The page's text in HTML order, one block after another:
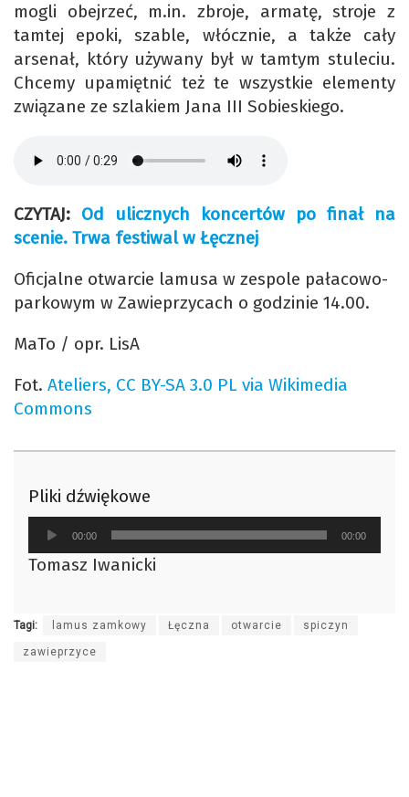
mogli obejrzeć, m.in. zbroje, armatę, stroje z
tamtej epoki, szable, włócznie, a także cały
arsenał, który używany był w tamtym stuleciu.
Chcemy upamiętnić też te wszystkie elementy
związane ze szlakiem Jana III Sobieskiego.
CZYTAJ: Od ulicznych koncertów po finał na
scenie. Trwa festiwal w Łęcznej
Oficjalne otwarcie lamusa w zespole pałacowo-
parkowym w Zawieprzycach o godzinie 14.00.
MaTo / opr. LisA
Fot. Ateliers, CC BY-SA 3.0 PL via Wikimedia
Commons
Pliki dźwiękowe
Odtwarzacz
plików
dźwiękowych
00:00 00:00
Tomasz Iwanicki
Tagi: lamus zamkowy Łęczna otwarcie spiczyn
zawieprzyce